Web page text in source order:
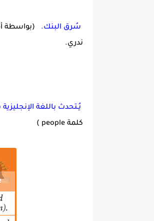
سُرق البنك. (بواسطة
ندري.
يُـتحدث باللغة
كلمة people )